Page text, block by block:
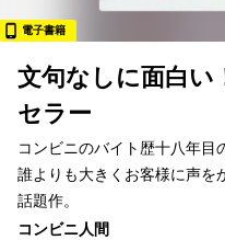
電子書籍
文句なしに面白
セラー
コンビニのバイト歴十八年目
誰よりも大きくお客様に声を
話題作。
コンビニ人間